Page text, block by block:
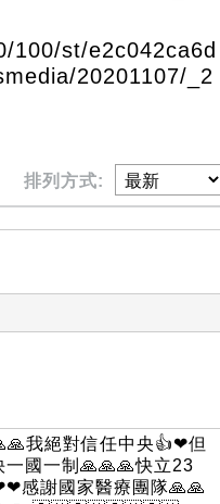
100/st/e2c042ca6d
20201107/_2
排列方式:
我絕對信任中央‎👍❤‎但
國一制‎🙏🙏🙏快立23
謝國家醫療團隊‎🙏🙏